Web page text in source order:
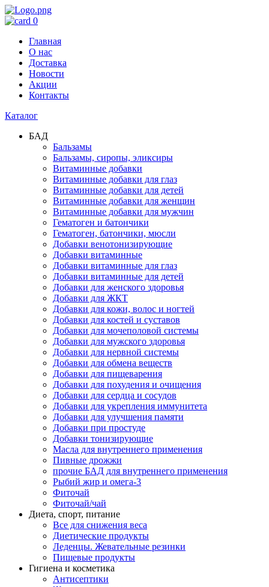
0
Главная
О нас
Доставка
Новости
Акции
Контакты
Каталог
БАД
Бальзамы
Бальзамы, сиропы, эликсиры
Витаминные добавки
Витаминные добавки для глаз
Витаминные добавки для детей
Витаминные добавки для женщин
Витаминные добавки для мужчин
Гематоген и батончики
Гематоген, батончики, мюсли
Добавки венотонизирующие
Добавки витаминные
Добавки витаминные для глаз
Добавки витаминные для детей
Добавки для женского здоровья
Добавки для ЖКТ
Добавки для кожи, волос и ногтей
Добавки для костей и суставов
Добавки для мочеполовой системы
Добавки для мужского здоровья
Добавки для нервной системы
Добавки для обмена веществ
Добавки для пищеварения
Добавки для похудения и очищения
Добавки для сердца и сосудов
Добавки для укрепления иммунитета
Добавки для улучшения памяти
Добавки при простуде
Добавки тонизирующие
Масла для внутреннего применения
Пивные дрожжи
прочие БАД для внутреннего применения
Рыбий жир и омега-3
Фиточай
Фиточай/чай
Диета, спорт, питание
Все для снижения веса
Диетические продукты
Леденцы. Жевательные резинки
Пищевые продукты
Гигиена и косметика
Антисептики